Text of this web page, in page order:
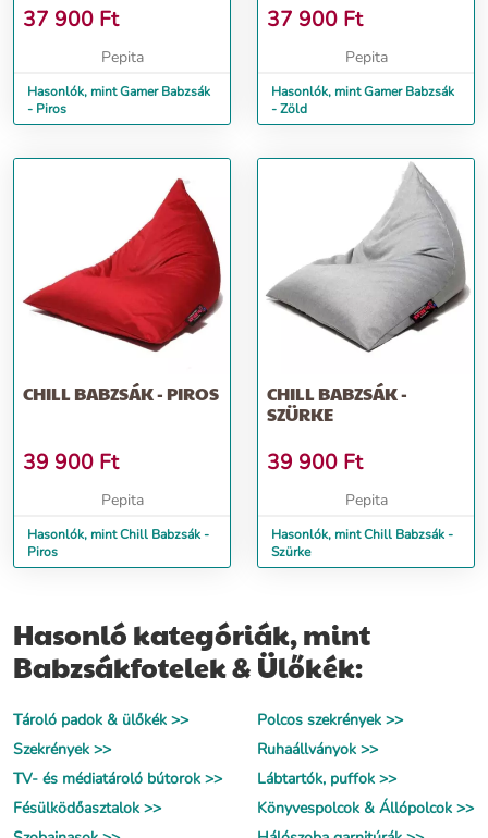
37 900 Ft
Pepita
Hasonlók, mint Gamer Babzsák
- Piros
37 900 Ft
Pepita
Hasonlók, mint Gamer Babzsák
- Zöld
CHILL BABZSÁK - PIROS
39 900 Ft
Pepita
Hasonlók, mint Chill Babzsák -
Piros
CHILL BABZSÁK -
SZÜRKE
39 900 Ft
Pepita
Hasonlók, mint Chill Babzsák -
Szürke
Hasonló kategóriák, mint
Babzsákfotelek & Ülőkék:
Tároló padok & ülőkék >>
Polcos szekrények >>
Szekrények >>
Ruhaállványok >>
TV- és médiatároló bútorok >>
Lábtartók, puffok >>
Fésülködőasztalok >>
Könyvespolcok & Állópolcok >>